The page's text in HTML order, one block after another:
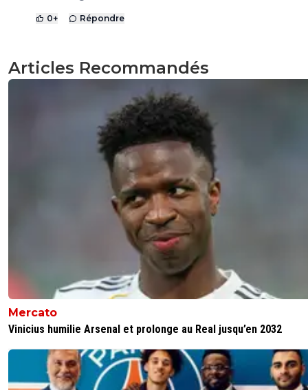
0+ Répondre
Articles Recommandés
Mercato
Vinicius humilie Arsenal et prolonge au Real jusqu’en 2032